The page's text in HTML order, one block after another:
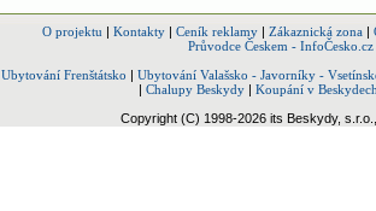
O projektu | Kontakty| Ceník reklamy| Zákaznická zona|
Průvodce Českem - InfoČesko.cz
Ubytování Frenštátsko | Ubytování Valašsko - Javorníky -
| Chalupy Beskydy | Koupání v Beskydech
Copyright (C) 1998-2026 its Beskydy,